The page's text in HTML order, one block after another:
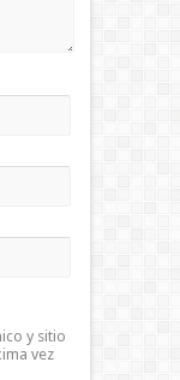
y sitio
vez